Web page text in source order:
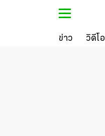
ข่าว วิดีโอ